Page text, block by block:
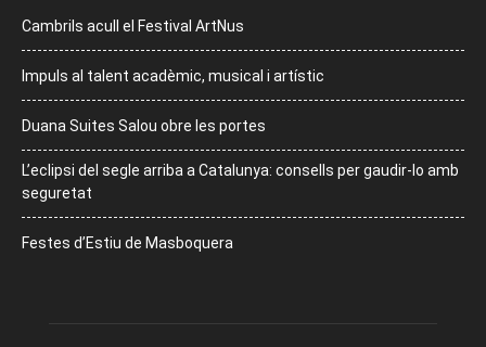
Cambrils acull el Festival ArtNus
Impuls al talent acadèmic, musical i artístic
Duana Suites Salou obre les portes
L’eclipsi del segle arriba a Catalunya: consells per gaudir-lo amb
seguretat
Festes d’Estiu de Masboquera